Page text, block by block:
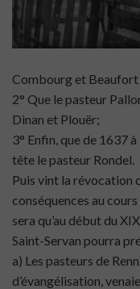
Combourg et Beaufort
2° Que le pasteur
Dinan et Plouër;
3° Enfin, que de 1637
tête le pasteur Rondel.
Puis vint la révocation
conséquences au
sera qu’au début du
Saint-Servan pourra
a) Les pasteurs de
d’évangélisation,